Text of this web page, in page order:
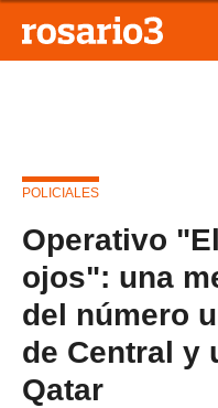
POLICIALES
Operativo
ojos": una
del número
de Central y
Qatar